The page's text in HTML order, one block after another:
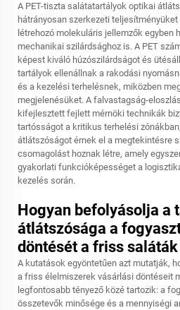
A PET-tiszta salátatartályok optikai
hátrányosan szerkezeti
létrehozó molekuláris jellemzők egyben
mechanikai szilárdsághoz is. A PET
képest kiváló húzószilárdságot és
tartályok ellenállnak a rakodási
és a kezelési terhelésnek, miközben
megjelenésüket. A falvastagság-
kifejlesztett fejlett mérnöki technikák
tartósságot a kritikus terhelési
átlátszóságot érnek el a megtekintésre
csomagolást hoznak létre, amely
gyakorlati funkcióképességet a
kezelés során.
Hogyan befolyásolja a
átlátszósága a
döntését a friss
A kutatások egyöntetűen azt mutatják,
a friss élelmiszerek vásárlási döntéseit
legfontosabb tényező közé tartozik: a
összetevők minősége és a mennyiségi